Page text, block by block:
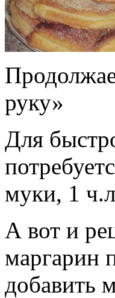
руку»
Для
муки, 1
А вот и
маргарин
добавить